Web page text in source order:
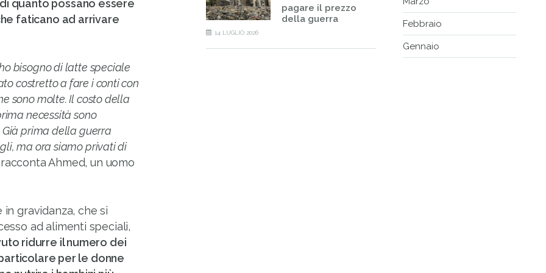
quanto possano essere
faticano ad arrivare
bisogno di latte speciale
costretto a fare i conti con
sono molte. Il costo della
necessità sono
prima della guerra
ma ora siamo privati di
racconta Ahmed, un uomo
gravidanza, che si
ad alimenti speciali,
ridurre il numero dei
per le donne
pagare il prezzo
della guerra
14 LUGLIO 2026
Febbraio
Gennaio